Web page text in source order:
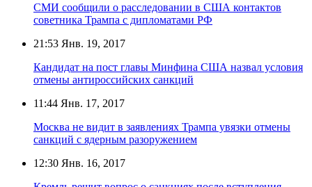
СМИ сообщили о расследовании в США контактов
советника Трампа с дипломатами РФ
21:53 Янв. 19, 2017
Кандидат на пост главы Минфина США назвал условия
отмены антироссийских санкций
11:44 Янв. 17, 2017
Москва не видит в заявлениях Трампа увязки отмены
санкций с ядерным разоружением
12:30 Янв. 16, 2017